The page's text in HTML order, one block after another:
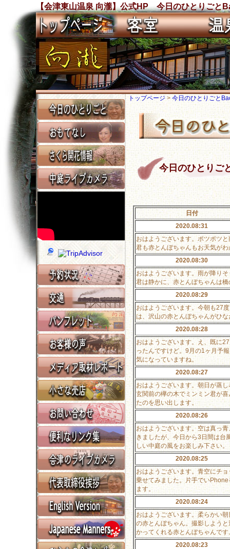
【会津東山温泉 向瀧】公式HP 今日のひとりごと
トップページ> 今日のひとりごと
今日のひとりご
日付
2020.08:31
おはようございます。ポツポツ
君も赤とんぼちゃんもお天気が
2020.08:30
おはようございます。雨が降り
君は静かに、赤とんぼちゃんは
2020.08:29
おはようございます。今朝も27
は、沢山の赤とんぼちゃんがひ
2020.08:28
おはようございます。え、既に
ったんですけど。9月の1ヶ月予
気になっていますね。
2020.08:27
おはようございます。朝日が蒸
玄関前の欅の木でミンミン君が
たのを思い出します。
2020.08:26
おはようございます。空は真っ
きましたが、今日から3日間は台
しい中庭の風をお楽しみ下さい。
2020.08:25
おはようございます。青空にチ
乗せてみました。片手でい
ます。
2020.08:24
おはようございます。柔らかい
の赤とんぼちゃん。撮影しよう
かってくれる赤とんぼちゃんです
2020.08:23